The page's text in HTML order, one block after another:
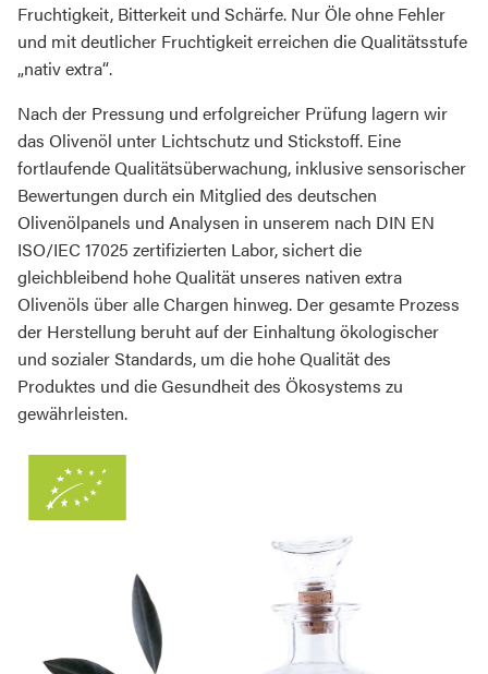
Fruchtigkeit, Bitterkeit und Schärfe. Nur Öle ohne Fehler
und mit deutlicher Fruchtigkeit erreichen die Qualitätsstufe
„nativ extra“.
Nach der Pressung und erfolgreicher Prüfung lagern wir
das Olivenöl unter Lichtschutz und Stickstoff. Eine
fortlaufende Qualitätsüberwachung, inklusive sensorischer
Bewertungen durch ein Mitglied des deutschen
Olivenölpanels und Analysen in unserem nach DIN EN
ISO/IEC 17025 zertifizierten Labor, sichert die
gleichbleibend hohe Qualität unseres nativen extra
Olivenöls über alle Chargen hinweg. Der gesamte Prozess
der Herstellung beruht auf der Einhaltung ökologischer
und sozialer Standards, um die hohe Qualität des
Produktes und die Gesundheit des Ökosystems zu
gewährleisten.